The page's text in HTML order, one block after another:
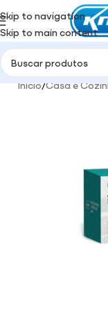
Skip to navigation
Skip to main content
Início/Casa e